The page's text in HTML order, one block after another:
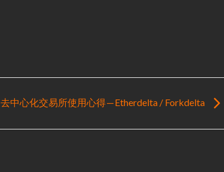
去中心化交易所使用心得 — Etherdelta / Forkdelta